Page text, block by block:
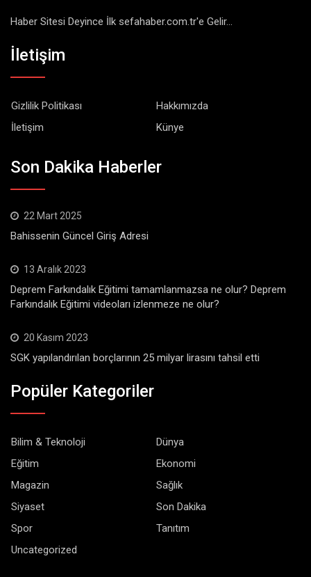
Haber Sitesi Deyince İlk sefahaber.com.tr'e Gelir...
İletişim
Gizlilik Politikası
Hakkımızda
İletişim
Künye
Son Dakika Haberler
22 Mart 2025
Bahissenin Güncel Giriş Adresi
13 Aralık 2023
Deprem Farkındalık Eğitimi tamamlanmazsa ne olur? Deprem
Farkındalık Eğitimi videoları izlenmeze ne olur?
20 Kasım 2023
SGK yapılandırılan borçlarının 25 milyar lirasını tahsil etti
Popüler Kategoriler
Bilim & Teknoloji
Dünya
Eğitim
Ekonomi
Magazin
Sağlık
Siyaset
Son Dakika
Spor
Tanıtım
Uncategorized